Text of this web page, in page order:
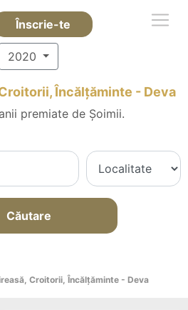
Înscrie-te
2020
Încălțăminte - Deva
premiate de Șoimii.
Căutare
Croitorii, Încălțăminte - Deva